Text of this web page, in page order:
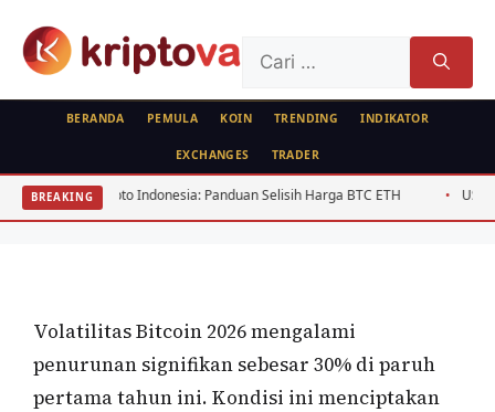
untuk:
BERANDA PEMULA KOIN TRENDING INDIKATOR
EXCHANGES TRADER
BREAKING
Indonesia: Panduan Selisih Harga BTC ETH USD/IDR Agustus
Volatilitas Bitcoin 2026: Turun 30%,
Opportunitas atau Warning?
Volatilitas Bitcoin 2026 mengalami
penurunan signifikan sebesar 30% di paruh
pertama tahun ini. Kondisi ini menciptakan